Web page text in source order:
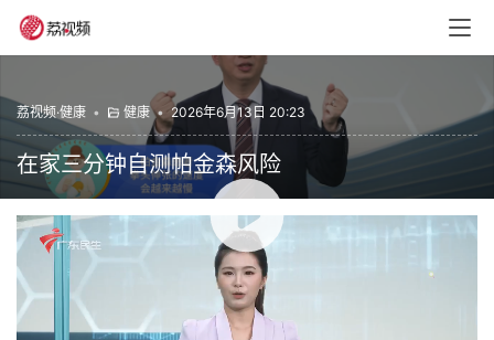
荔视频·健康 • 健康 • 2026年6月13日 20:23
在家三分钟自测帕金森风险
00:00 / 03:10